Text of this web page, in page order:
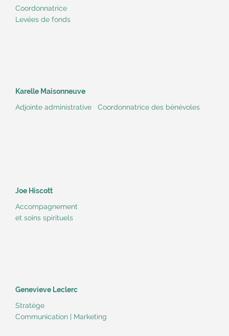
Coordonnatrice
Levées de fonds
Karelle Maisonneuve
Adjointe administrative Coordonnatrice des bénévoles
Joe Hiscott
Accompagnement
et soins spirituels
Genevieve Leclerc
Stratège
Communication | Marketing